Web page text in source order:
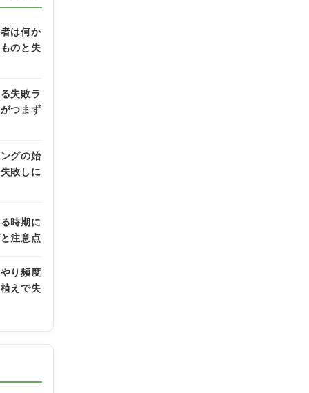
は何か
のと失
失敗ラ
つまず
グの始
敗しに
時期に
注意点
り頻度
えで失